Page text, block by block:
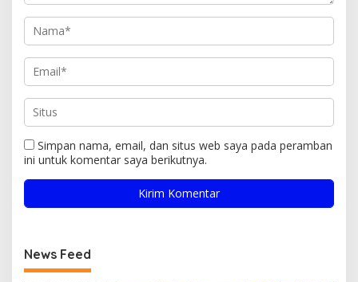
Simpan nama, email, dan situs web saya pada peramban
ini untuk komentar saya berikutnya.
News Feed